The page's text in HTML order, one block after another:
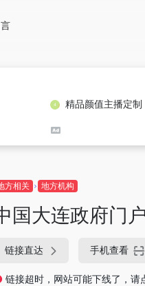
精品颜值主播定制
方相关 地方机构
国大连政府门
链接直达 手机查看
链接超时，网站可能下线了，请